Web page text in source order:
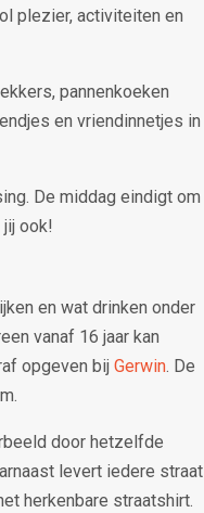
plezier, activiteiten en
pannenkoeken
en vriendinnetjes in
De middag eindigt om
ook!
en wat drinken onder
vanaf 16 jaar kan
opgeven bij Gerwin. De
door hetzelfde
levert iedere straat
herkenbare straatshirt.